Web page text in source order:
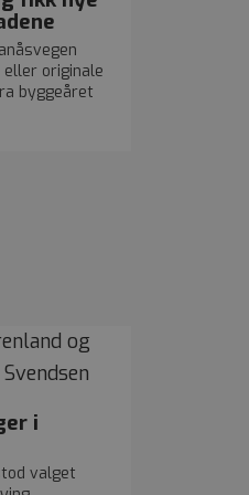
originale
byggeåret
i
valget